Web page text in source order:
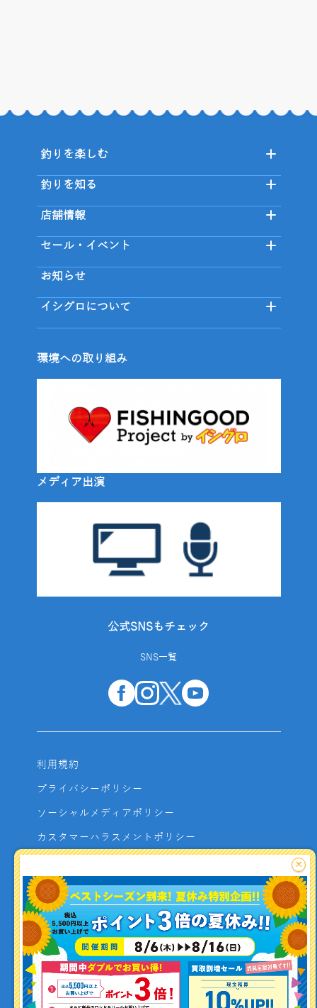
釣り情報を
投稿する
釣りを楽しむ
釣りを知る
店舗情報
セール・イベント
お知らせ
イシグロについて
環境への取り組み
メディア出演
公式SNSもチェック
SNS一覧
利用規約
プライバシーポリシー
ソーシャルメディアポリシー
カスタマーハラスメントポリシー
よくあるご質問
お問い合わせ
利用者資金の保全方法
×